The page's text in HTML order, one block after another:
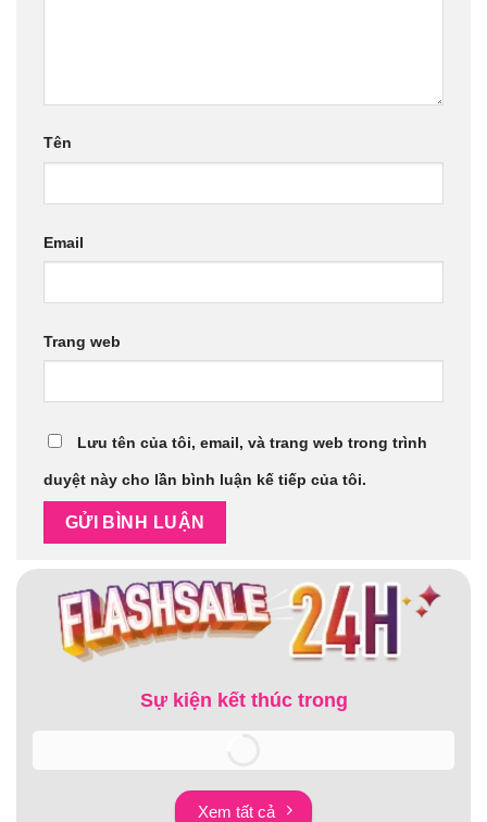
Tên
Email
Trang web
Lưu tên của tôi, email, và trang web trong trình
duyệt này cho lần bình luận kế tiếp của tôi.
Sự kiện kết thúc trong
Xem tất cả